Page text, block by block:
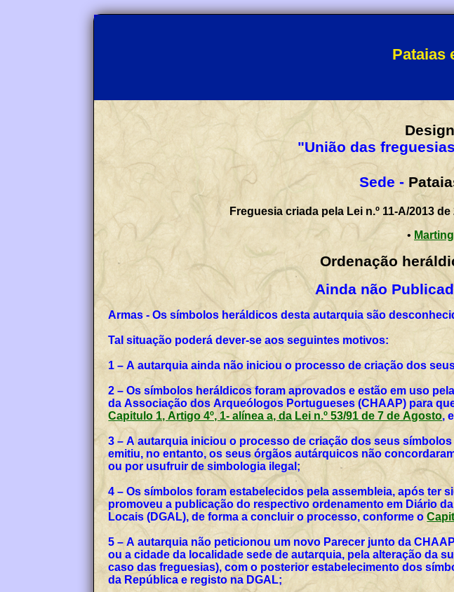
Pataias
"União das
Sede -
Freguesia criada pela Lei n.º 11-A/2013
•
Ordenação
Ainda não
Armas - Os símbolos heráldicos desta autarquia são
Tal situação poderá dever-se aos seguintes motivos:
1 – A autarquia ainda não iniciou o processo de criação dos
2 – Os símbolos heráldicos foram aprovados e estão em uso
da Associação dos Arqueólogos Portugueses (CHAAP) para
Capitulo 1, Artigo 4º, 1- alínea a, da Lei n.º 53/91 de 7 de Agosto,
3 – A autarquia iniciou o processo de criação dos seus
emitiu, no entanto, os seus órgãos autárquicos não
ou por usufruir de simbologia ilegal;
4 – Os símbolos foram estabelecidos pela assembleia, após ter
promoveu a publicação do respectivo ordenamento em Diário
Locais (DGAL), de forma a concluir o processo, conforme o
5 – A autarquia não peticionou um novo Parecer junto da
ou a cidade da localidade sede de autarquia, pela alteração da
caso das freguesias), com o posterior estabelecimento dos
da República e registo na DGAL;